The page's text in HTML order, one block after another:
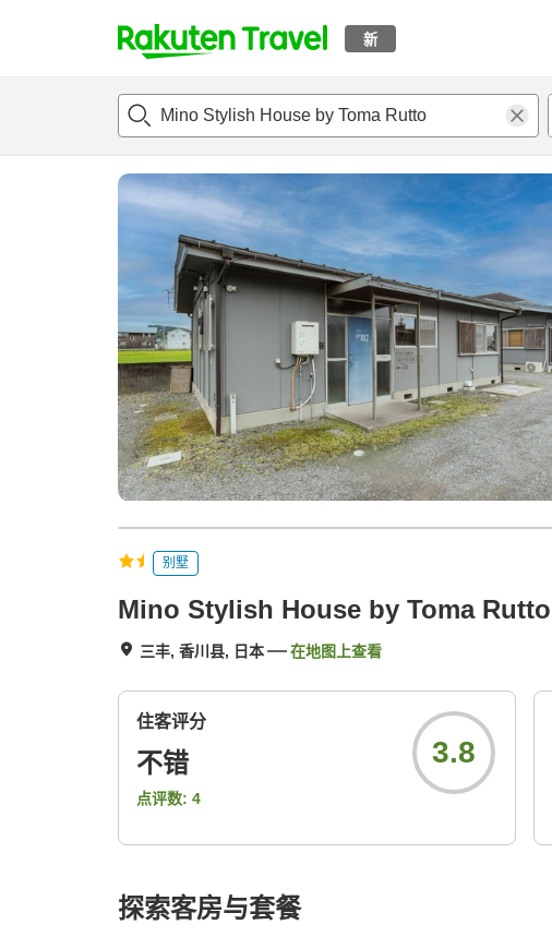
新
t
p
a
g
e
r
c
h
概况 客房及住宿套餐 评论设施
别墅
Mino Stylish House by Toma Rutto
三丰, 香川县, 日本 在地图上查看
住客评分
不错
点评数: 4
3.8
探索客房与套餐